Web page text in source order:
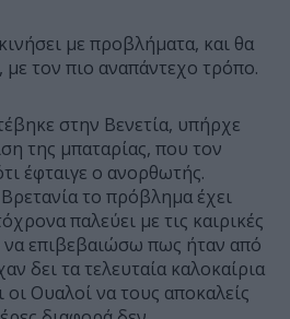
με προβλήματα, και θα
με τον πιο αναπάντεχο τρόπο.
στην Βενετία, υπήρχε
της μπαταρίας, που τον
έφταιγε ο ανορθωτής.
το πρόβλημα έχει
παλεύει με τις καιρικές
επιβεβαιώσω πως ήταν από
δει τα τελευταία καλοκαίρια
οι Ουαλοί να τους αποκαλείς